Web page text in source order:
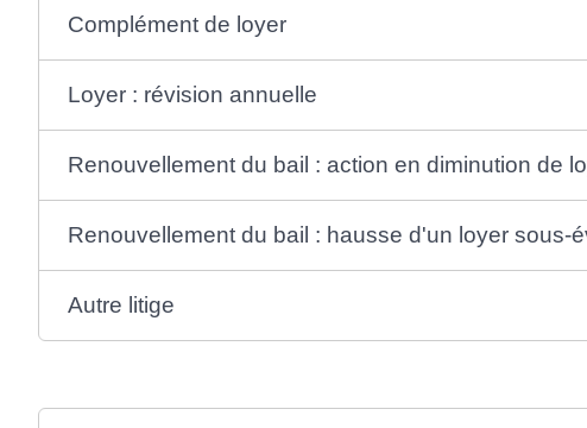
Complément de loyer
Loyer : révision annuelle
Renouvellement du bail : action en diminution de
Renouvellement du bail : hausse d'un loyer sous-
Autre litige